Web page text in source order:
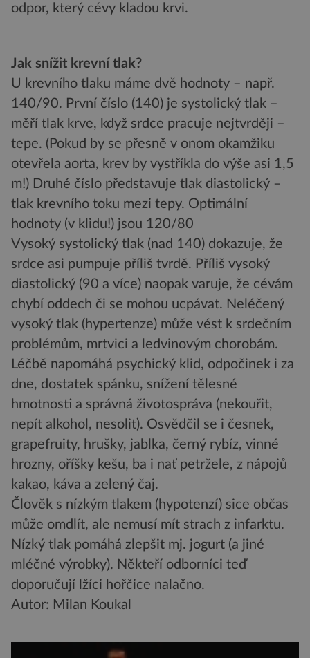
odpor, který cévy kladou krvi.
Jak snížit krevní tlak?
U krevního tlaku máme dvě hodnoty – např.
140/90. První číslo (140) je systolický tlak –
měří tlak krve, když srdce pracuje nejtvrději –
tepe. (Pokud by se přesně v onom okamžiku
otevřela aorta, krev by vystříkla do výše asi 1,5
m!) Druhé číslo představuje tlak diastolický –
tlak krevního toku mezi tepy. Optimální
hodnoty (v klidu!) jsou 120/80
Vysoký systolický tlak (nad 140) dokazuje, že
srdce asi pumpuje příliš tvrdě. Příliš vysoký
diastolický (90 a více) naopak varuje, že cévám
chybí oddech či se mohou ucpávat. Neléčený
vysoký tlak (hypertenze) může vést k srdečním
problémům, mrtvici a ledvinovým chorobám.
Léčbě napomáhá psychický klid, odpočinek i za
dne, dostatek spánku, snížení tělesné
hmotnosti a správná životospráva (nekouřit,
nepít alkohol, nesolit). Osvědčil se i česnek,
grapefruity, hrušky, jablka, černý rybíz, vinné
hrozny, oříšky kešu, ba i nať petržele, z nápojů
kakao, káva a zelený čaj.
Člověk s nízkým tlakem (hypotenzí) sice občas
může omdlít, ale nemusí mít strach z infarktu.
Nízký tlak pomáhá zlepšit mj. jogurt (a jiné
mléčné výrobky). Někteří odborníci teď
doporučují lžíci hořčice nalačno.
Autor: Milan Koukal